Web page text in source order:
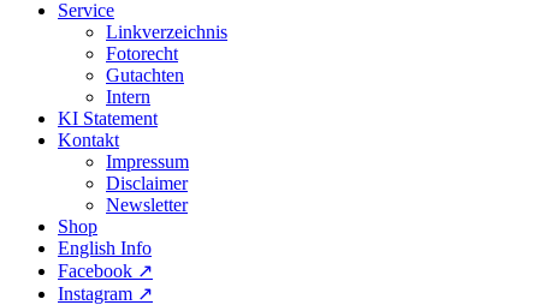
Service
Linkverzeichnis
Fotorecht
Gutachten
Intern
KI Statement
Kontakt
Impressum
Disclaimer
Newsletter
Shop
English Info
Facebook ↗︎
Instagram ↗︎